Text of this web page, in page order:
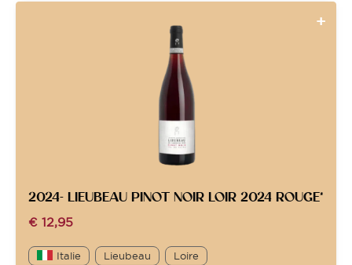
2024- LIEUBEAU PINOT NOIR LOIR 2024 ROUGE*
€ 12,95
Italie Lieubeau Loire